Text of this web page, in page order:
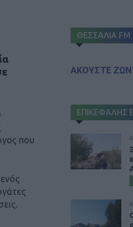
που
ΘΕΣΣΑΛΙΑ FM
ΑΚΟΥΣΤΕ
ΕΠΙΚΕΦΑΛΗΣ